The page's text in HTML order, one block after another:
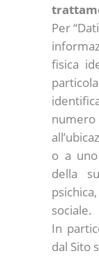
Per
fisica
numero
o a
della
sociale.
In
dal Sito